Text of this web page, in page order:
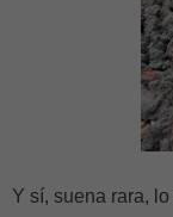
Y sí, suena rara, lo